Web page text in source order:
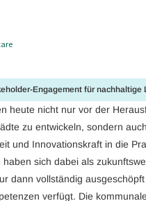
Engagement für nachhaltige
heute nicht nur vor der
zu entwickeln, sondern
und Innovationskraft in die
sich dabei als
dann vollständig
verfügt. Die